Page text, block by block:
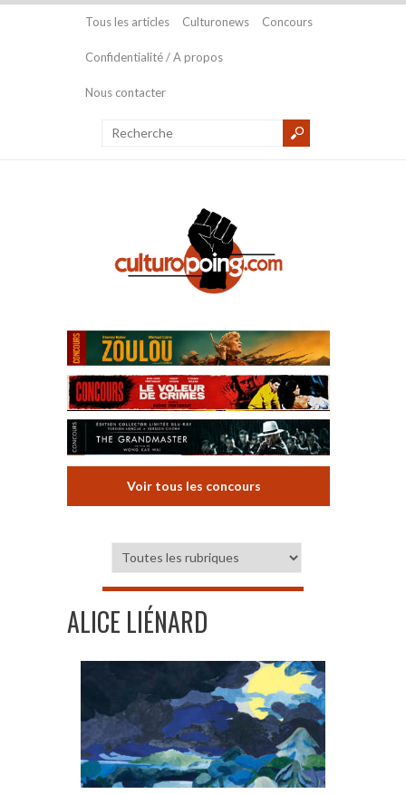
Tous les articles Culturonews Concours
Confidentialité / A propos
Nous contacter
Voir tous les concours
ALICE LIÉNARD